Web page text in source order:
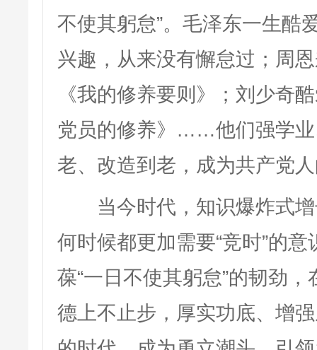
不使其躬怠”。毛泽东一生酷
兴趣，从来没有懈怠过；周
《我的修养要则》；刘少奇
党员的修养》……他们强学业
老、改造到老，成为共产党
当今时代，知识爆炸式增
何时候都更加需要“竞时”的
葆“一日不使其躬怠”的韧劲
德上不止步，厚实功底、增